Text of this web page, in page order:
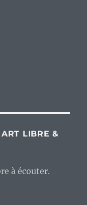
LIBRE &
à écouter.